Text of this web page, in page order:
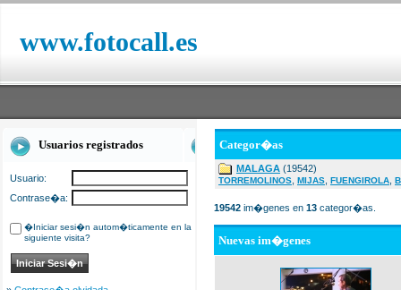
www.fotocall.es
Usuarios registrados
Usuario:
Contrase�a:
�Iniciar sesi�n autom�ticamente en la
siguiente visita?
Categor�as
MALAGA (19542)
TORREMOLINOS MIJAS FUENGIROLA
19542 im�genes en 13 categor�as.
Nuevas im�genes